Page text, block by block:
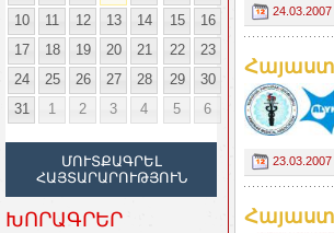
10
11 12 13 14 15
16
17
18 19 20 21 22
23
24
25 26 27 28 29
30
31
1 2 3 4 5 6
ՄՈՒՏՔԱԳՐԵԼ
ՀԱՅՏԱՐԱՐՈՒԹՅՈՒՆ
ԽՈՐԱԳՐԵՐ
24.03.2007
23.03.2007